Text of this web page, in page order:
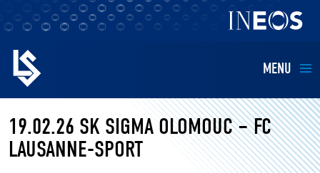
MENU
EQUIPES
BILLETTERIE
19.02.26 SK SIGMA OLOMOUC – FC
LAUSANNE-SPORT